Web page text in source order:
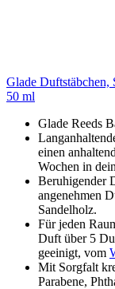
Glade Duftstäbchen,
50 ml
Glade Reeds
einen
Wochen in
Beruhigender
angenehmen
Sandelholz.
Für jeden
Duft über 5
geeinigt, vom
Mit Sorgfalt
Parabene,